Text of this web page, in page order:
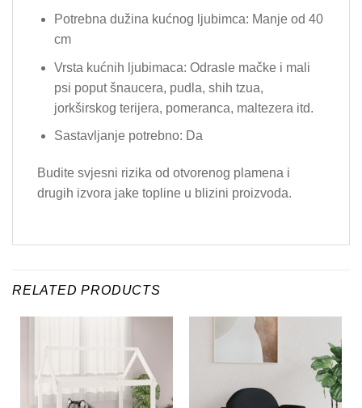
Potrebna dužina kućnog ljubimca: Manje od 40
cm
Vrsta kućnih ljubimaca: Odrasle mačke i mali
psi poput šnaucera, pudla, shih tzua,
jorkširskog terijera, pomeranca, maltezera itd.
Sastavljanje potrebno: Da
Budite svjesni rizika od otvorenog plamena i
drugih izvora jake topline u blizini proizvoda.
RELATED PRODUCTS